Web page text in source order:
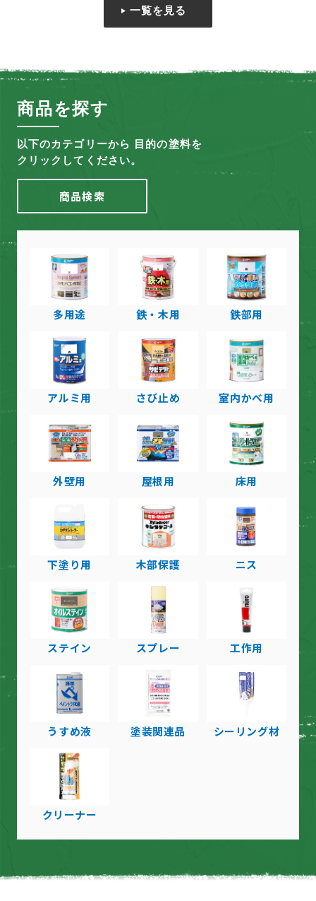
一覧を見る
商品を探す
以下のカテゴリーから 目的の塗料を
クリックしてください。
商品検索
多用途 鉄・木用 鉄部用
アルミ用 さび止め 室内かべ用
外壁用 屋根用 床用
下塗り用 木部保護 ニス
ステイン スプレー 工作用
うすめ液 塗装関連品 シーリング材
クリーナー